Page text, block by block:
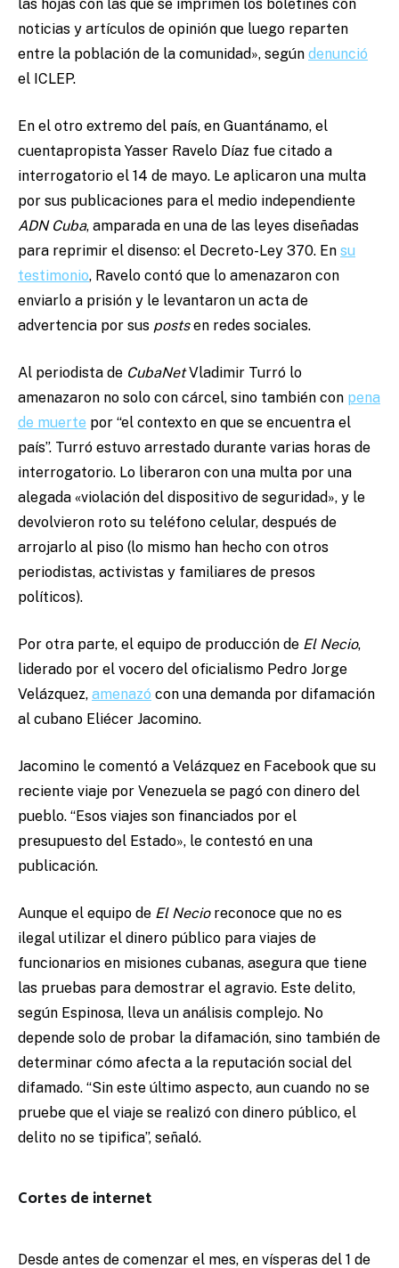
las hojas con las que se imprimen los boletines con
noticias y artículos de opinión que luego reparten
entre la población de la comunidad», según denunció
el ICLEP.
En el otro extremo del país, en Guantánamo, el
cuentapropista Yasser Ravelo Díaz fue citado a
interrogatorio el 14 de mayo. Le aplicaron una multa
por sus publicaciones para el medio independiente
ADN Cuba, amparada en una de las leyes diseñadas
para reprimir el disenso: el Decreto-Ley 370. En su
testimonio, Ravelo contó que lo amenazaron con
enviarlo a prisión y le levantaron un acta de
advertencia por sus postsen redes sociales.
Al periodista de CubaNetVladimir Turró lo
amenazaron no solo con cárcel, sino también con pena
de muerte por “el contexto en que se encuentra el
país”. Turró estuvo arrestado durante varias horas de
interrogatorio. Lo liberaron con una multa por una
alegada «violación del dispositivo de seguridad», y le
devolvieron roto su teléfono celular, después de
arrojarlo al piso (lo mismo han hecho con otros
periodistas, activistas y familiares de presos
políticos).
Por otra parte, el equipo de producción de El Necio,
liderado por el vocero del oficialismo Pedro Jorge
Velázquez, amenazó con una demanda por difamación
al cubano Eliécer Jacomino.
Jacomino le comentó a Velázquez en Facebook que su
reciente viaje por Venezuela se pagó con dinero del
pueblo. “Esos viajes son financiados por el
presupuesto del Estado», le contestó en una
publicación.
Aunque el equipo de El Necioreconoce que no es
ilegal utilizar el dinero público para viajes de
funcionarios en misiones cubanas, asegura que tiene
las pruebas para demostrar el agravio. Este delito,
según Espinosa, lleva un análisis complejo. No
depende solo de probar la difamación, sino también de
determinar cómo afecta a la reputación social del
difamado. “Sin este último aspecto, aun cuando no se
pruebe que el viaje se realizó con dinero público, el
delito no se tipifica”, señaló.
Cortes de internet
Desde antes de comenzar el mes, en vísperas del 1 de